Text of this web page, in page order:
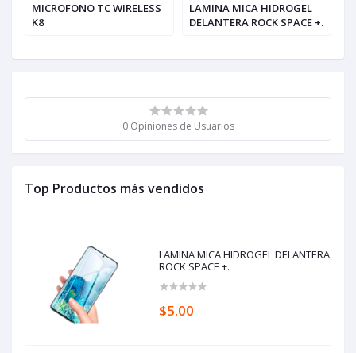
0 Opiniones de Usuarios
Top Productos más vendidos
LAMINA MICA HIDROGEL DELANTERA
ROCK SPACE +.
$5.00
MICROFONO TC WIRELESS
K8
LAMINA MICA HIDROGEL
DELANTERA ROCK SPACE +.